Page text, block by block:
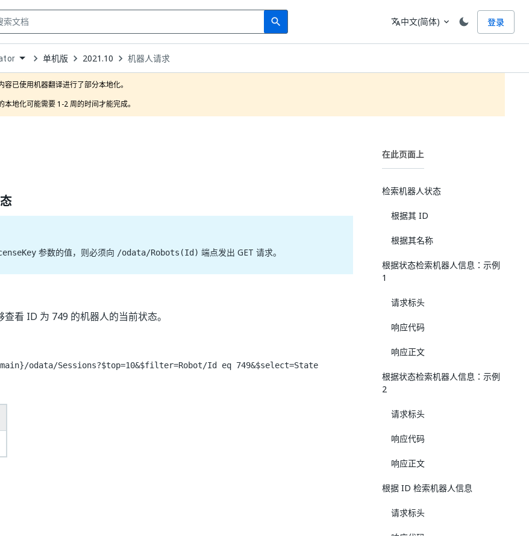
search
Search 语言
translate中文(简体) expand_more 登录
单机版 2021.10 机器人请求
容已使用机器翻译进行了部分本地化。
本地化可能需要 1-2 周的时间才能完成。
参数的值，则必须向 /odata/Robots(Id) 端点发出 GET 请求。
看 ID 为 749 的机器人的当前状态。
/odata/Sessions?$top=10&$filter=Robot/Id eq 749&$select=State
在此页面上
检索机器人状态
根据其 ID
根据其名称
根据状态检索机器人信息：示例
1
请求标头
响应代码
响应正文
根据状态检索机器人信息：示例
2
请求标头
响应代码
响应正文
根据 ID 检索机器人信息
请求标头
响应代码